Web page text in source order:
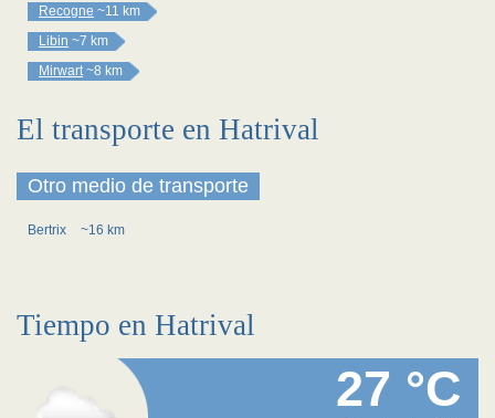
Recogne ~11 km
Libin ~7 km
Mirwart ~8 km
El transporte en Hatrival
Otro medio de transporte
Bertrix ~16 km
Tiempo en Hatrival
27 °C